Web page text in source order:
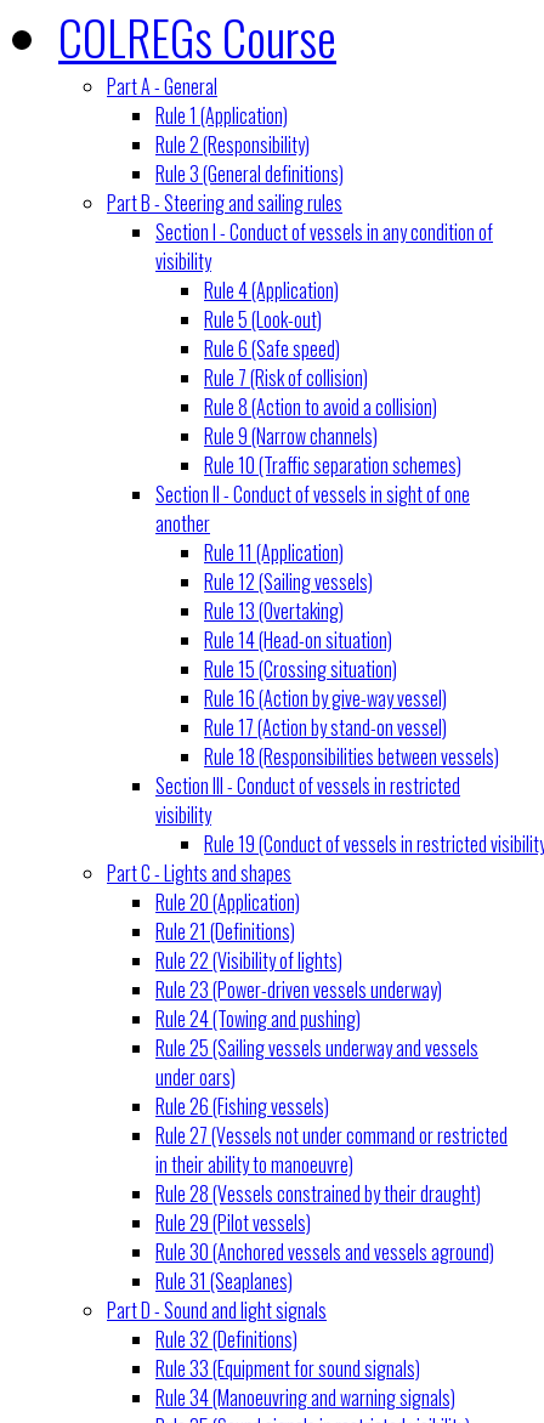
COLREGs Course
Part A - General
Rule 1 (Application)
Rule 2 (Responsibility)
Rule 3 (General definitions)
Part B - Steering and sailing rules
Section I - Conduct of vessels in any condition of
visibility
Rule 4 (Application)
Rule 5 (Look-out)
Rule 6 (Safe speed)
Rule 7 (Risk of collision)
Rule 8 (Action to avoid a collision)
Rule 9 (Narrow channels)
Rule 10 (Traffic separation schemes)
Section II - Conduct of vessels in sight of one
another
Rule 11 (Application)
Rule 12 (Sailing vessels)
Rule 13 (Overtaking)
Rule 14 (Head-on situation)
Rule 15 (Crossing situation)
Rule 16 (Action by give-way vessel)
Rule 17 (Action by stand-on vessel)
Rule 18 (Responsibilities between vessels)
Section III - Conduct of vessels in restricted
visibility
Rule 19 (Conduct of vessels in restricted
Part C - Lights and shapes
Rule 20 (Application)
Rule 21 (Definitions)
Rule 22 (Visibility of lights)
Rule 23 (Power-driven vessels underway)
Rule 24 (Towing and pushing)
Rule 25 (Sailing vessels underway and vessels
under oars)
Rule 26 (Fishing vessels)
Rule 27 (Vessels not under command or restricted
in their ability to manoeuvre)
Rule 28 (Vessels constrained by their draught)
Rule 29 (Pilot vessels)
Rule 30 (Anchored vessels and vessels aground)
Rule 31 (Seaplanes)
Part D - Sound and light signals
Rule 32 (Definitions)
Rule 33 (Equipment for sound signals)
Rule 34 (Manoeuvring and warning signals)